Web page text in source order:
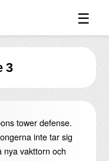
☰
3
tower defense.
inte tar sig
nya vakttorn och